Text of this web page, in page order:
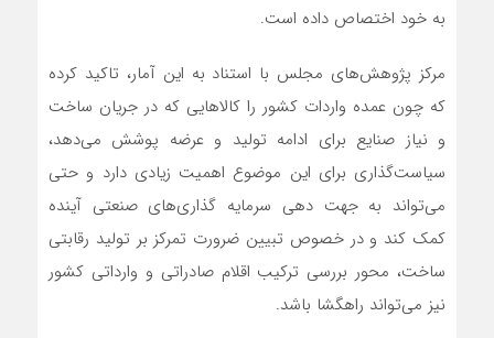
به خود اختصاص داده است.
مرکز پژوهش‌های مجلس با استناد به این آمار، تاکید کرده
که چون عمده واردات کشور را کالاهایی که در جریان ساخت
و نیاز صنایع برای ادامه تولید و عرضه پوشش می‌دهد،
سیاست‌گذاری برای این موضوع اهمیت زیادی دارد و حتی
می‌تواند به جهت دهی سرمایه گذاری‌های صنعتی آینده
کمک کند و در خصوص تبیین ضرورت تمرکز بر تولید رقابتی
ساخت، محور بررسی ترکیب اقلام صادراتی و وارداتی کشور
نیز می‌تواند راهگشا باشد.